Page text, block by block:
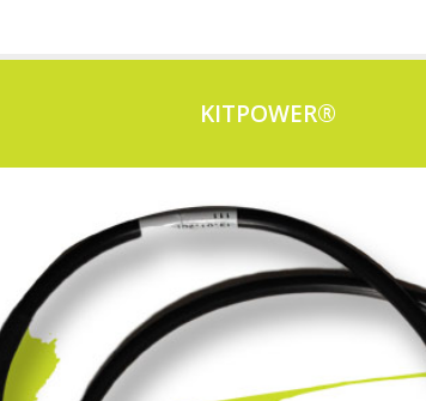
KITPOWER®